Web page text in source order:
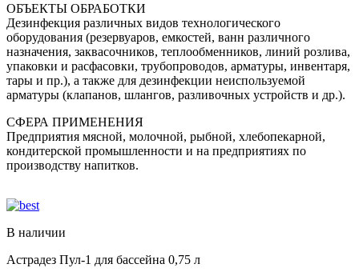
ОБЪЕКТЫ ОБРАБОТКИ
Дезинфекция различных видов технологического
оборудования (резервуаров, емкостей, ванн различного
назначения, заквасочников, теплообменников, линий розлива,
упаковки и расфасовки, трубопроводов, арматуры, инвентаря,
тары и пр.), а также для дезинфекции неиспользуемой
арматуры (клапанов, шлангов, разливочных устройств и др.).
СФЕРА ПРИМЕНЕНИЯ
Предприятия мясной, молочной, рыбной, хлебопекарной,
кондитерской промышленности и на предприятиях по
производству напитков.
В наличии
Астрадез Пул-1 для бассейна 0,75 л